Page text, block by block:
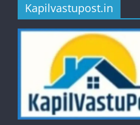
Kapilvastupost.in